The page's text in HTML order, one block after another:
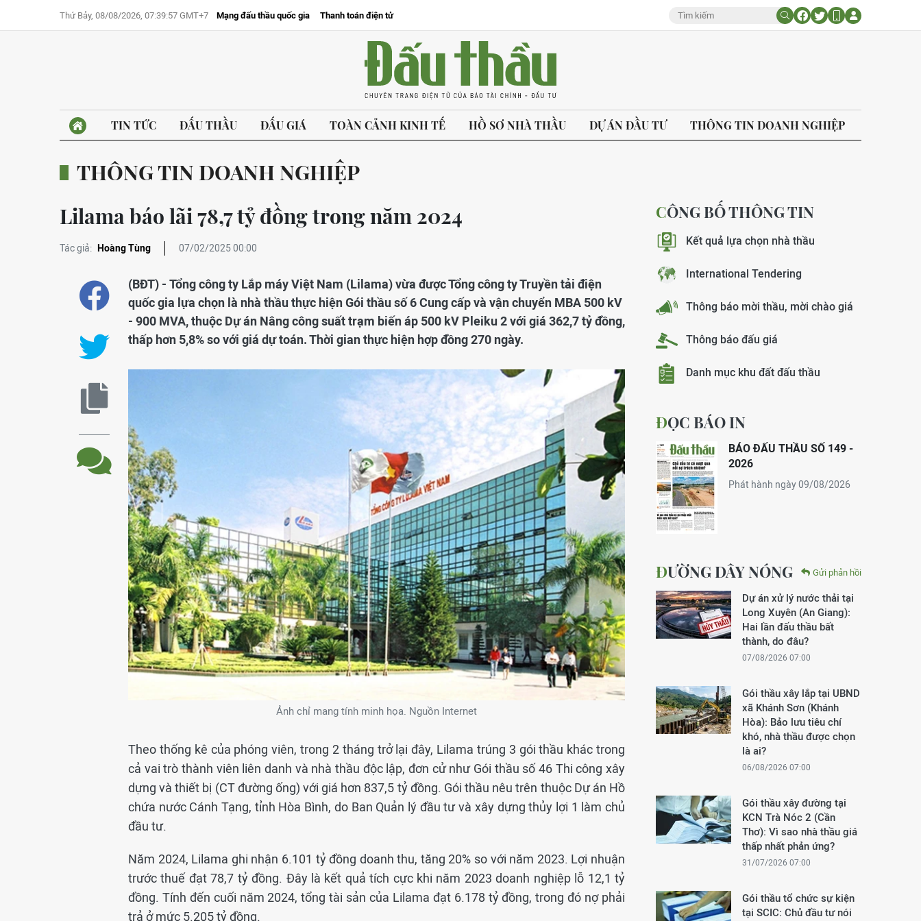
Thứ Bảy, 08/08/2026, 07:39:57 GMT+7 Mạng đấu thầu quốc gia Thanh toán điện tử
TIN TỨC ĐẤU THẦU ĐẤU GIÁ TOÀN CẢNH KINH TẾ HỒ SƠ NHÀ THẦU DỰ ÁN ĐẦU TƯ THÔNG TIN DOANH NGHIỆP
THÔNG TIN DOANH NGHIỆP
Lilama báo lãi 78,7 tỷ đồng trong năm 2024
Tác giả: Hoàng Tùng 07/02/2025 00:00
(BĐT) - Tổng công ty Lắp máy Việt Nam (Lilama) vừa được Tổng công ty Truyền tải điện
quốc gia lựa chọn là nhà thầu thực hiện Gói thầu số 6 Cung cấp và vận chuyển MBA 500 kV
- 900 MVA, thuộc Dự án Nâng công suất trạm biến áp 500 kV Pleiku 2 với giá 362,7 tỷ đồng,
thấp hơn 5,8% so với giá dự toán. Thời gian thực hiện hợp đồng 270 ngày.
Ảnh chỉ mang tính minh họa. Nguồn Internet
Theo thống kê của phóng viên, trong 2 tháng trở lại đây, Lilama trúng 3 gói thầu khác trong
cả vai trò thành viên liên danh và nhà thầu độc lập, đơn cử như Gói thầu số 46 Thi công xây
dựng và thiết bị (CT đường ống) với giá hơn 837,5 tỷ đồng. Gói thầu nêu trên thuộc Dự án Hồ
chứa nước Cánh Tạng, tỉnh Hòa Bình, do Ban Quản lý đầu tư và xây dựng thủy lợi 1 làm chủ
đầu tư.
Năm 2024, Lilama ghi nhận 6.101 tỷ đồng doanh thu, tăng 20% so với năm 2023. Lợi nhuận
trước thuế đạt 78,7 tỷ đồng. Đây là kết quả tích cực khi năm 2023 doanh nghiệp lỗ 12,1 tỷ
đồng. Tính đến cuối năm 2024, tổng tài sản của Lilama đạt 6.178 tỷ đồng, trong đó nợ phải
trả ở mức 5.205 tỷ đồng.
CÔNG BỐ THÔNG TIN
Kết quả lựa chọn nhà thầu
International Tendering
Thông báo mời thầu, mời chào giá
Thông báo đấu giá
Danh mục khu đất đấu thầu
ĐỌC BÁO IN
BÁO ĐẤU THẦU SỐ 149 -
2026
Phát hành ngày 09/08/2026
ĐƯỜNG DÂY NÓNG Gửi phản hồi
Dự án xử lý nước thải tại
Long Xuyên (An Giang):
Hai lần đấu thầu bất
thành, do đâu?
07/08/2026 07:00
Gói thầu xây lắp tại UBND
xã Khánh Sơn (Khánh
Hòa): Bảo lưu tiêu chí
khó, nhà thầu được chọn
là ai?
06/08/2026 07:00
Gói thầu xây đường tại
KCN Trà Nóc 2 (Cần
Thơ): Vì sao nhà thầu giá
thấp nhất phản ứng?
31/07/2026 07:00
Gói thầu tổ chức sự kiện
tại SCIC: Chủ đầu tư nói